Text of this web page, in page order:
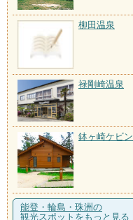
柳田温泉
禄剛崎温泉
鉢ヶ崎ケビン
能登・輪島・珠洲の
観光スポットをもっと見る